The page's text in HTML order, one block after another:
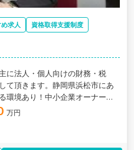
求人
資格取得支援制度
に法人・個人向けの財務・税
て頂きます。静岡県浜松市にあ
環境あり！中小企業オーナーに
士法人の求人です。
万円